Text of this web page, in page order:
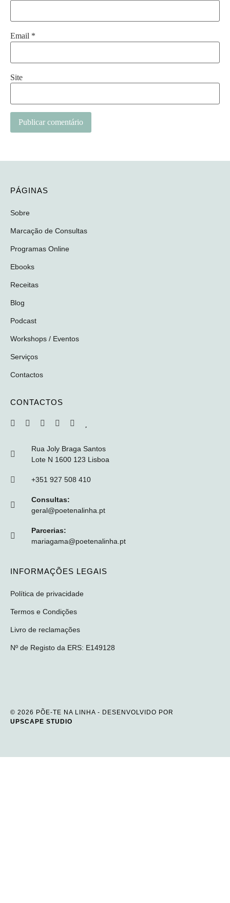
Email *
Site
PÁGINAS
Sobre
Marcação de Consultas
Programas Online
Ebooks
Receitas
Blog
Podcast
Workshops / Eventos
Serviços
Contactos
CONTACTOS
Rua Joly Braga Santos
Lote N 1600 123 Lisboa
+351 927 508 410
Consultas:
geral@poetenalinha.pt
Parcerias:
mariagama@poetenalinha.pt
INFORMAÇÕES LEGAIS
Política de privacidade
Termos e Condições
Livro de reclamações
Nº de Registo da ERS: E149128
© 2026 PÕE-TE NA LINHA - DESENVOLVIDO POR
UPSCAPE STUDIO